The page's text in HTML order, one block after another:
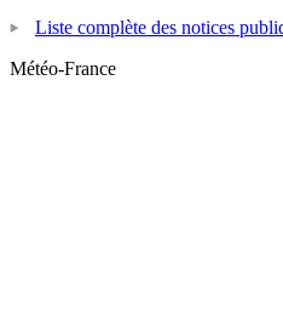
Liste complète des notices
Météo-France